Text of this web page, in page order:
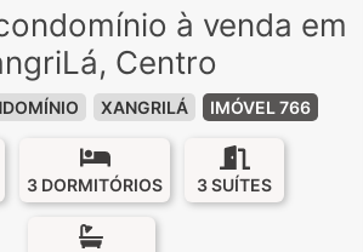
à venda em
Centro
XANGRILÁ IMÓVEL 766
3 DORMITÓRIOS 3 SUÍTES